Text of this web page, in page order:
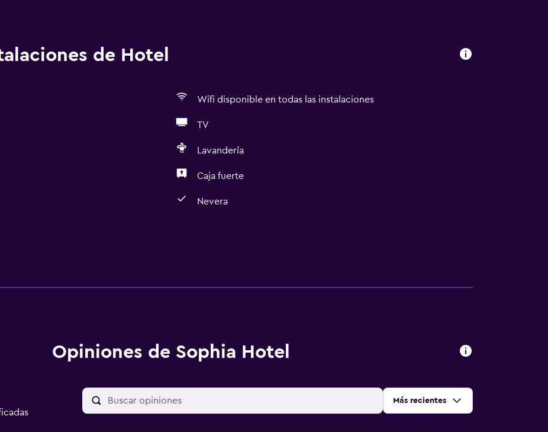
de Hotel
Wifi disponible en todas las instalaciones
TV
Lavandería
Caja fuerte
Nevera
Opiniones de Sophia Hotel
Ordenar por:
Más recientes